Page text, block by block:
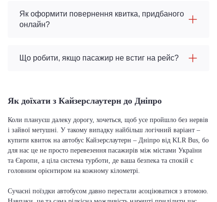
Як оформити повернення квитка, придбаного
онлайн?
Що робити, якщо пасажир не встиг на рейс?
Як доїхати з Кайзерслаутерн до Дніпро
Коли плануєш далеку дорогу, хочеться, щоб усе пройшло без нервів
і зайвої метушні. У такому випадку найбільш логічний варіант –
купити квиток на автобус Кайзерслаутерн – Дніпро від KLR Bus, бо
для нас це не просто перевезення пасажирів між містами України
та Європи, а ціла система турботи, де ваша безпека та спокій є
головним орієнтиром на кожному кілометрі.
Сучасні поїздки автобусом давно перестали асоціюватися з втомою.